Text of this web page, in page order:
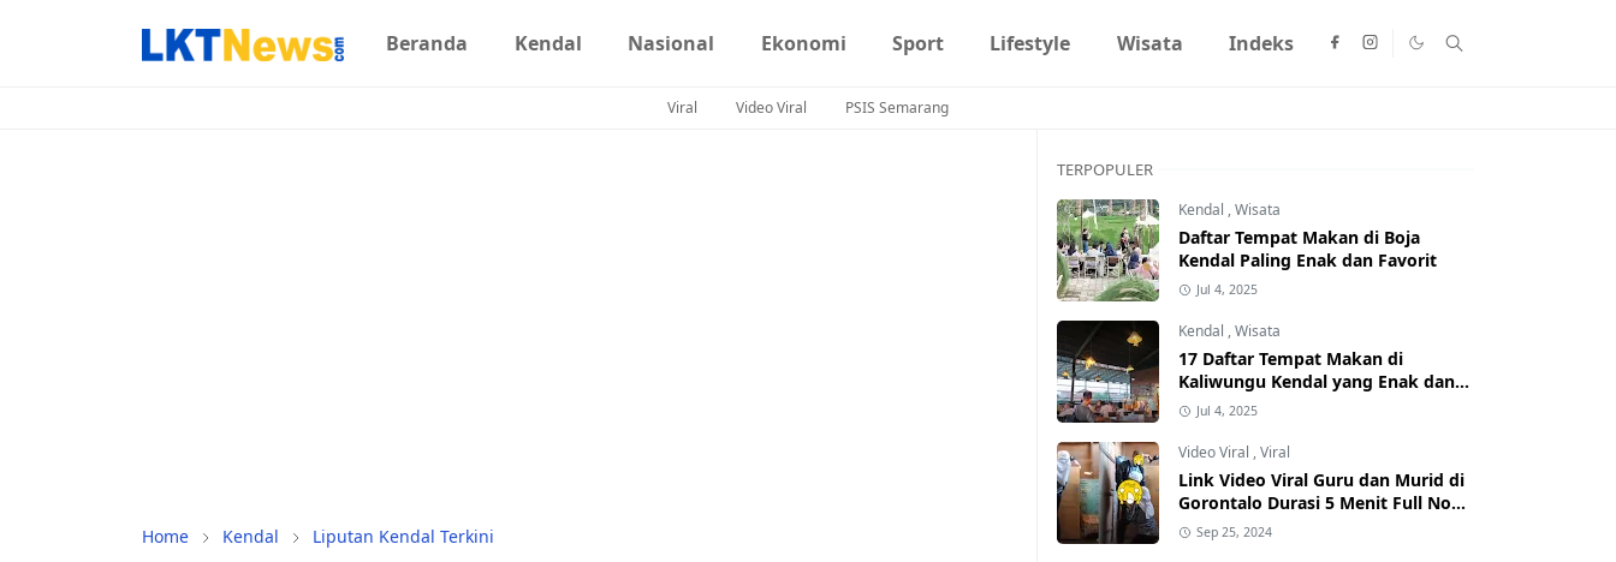
Beranda Kendal Nasional Ekonomi Sport Lifestyle Wisata Indeks
Viral Video Viral PSIS Semarang
Home Kendal Liputan Kendal Terkini
TERPOPULER
Kendal ,Wisata
Daftar Tempat Makan di Boja
Kendal Paling Enak dan Favorit
Jul 4, 2025
Kendal ,Wisata
17 Daftar Tempat Makan di
Kaliwungu Kendal yang Enak dan
Populer
Jul 4, 2025
Video Viral ,Viral
Link Video Viral Guru dan Murid di
Gorontalo Durasi 5 Menit Full No
Sensor Bertebaran di Internet,
Hati-Hati Phising!
Sep 25, 2024